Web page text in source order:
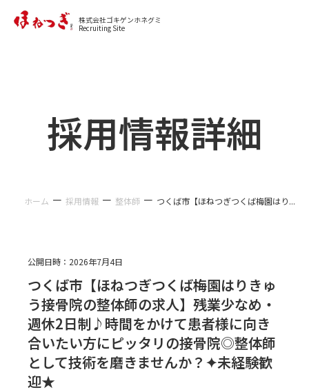
株式会社ゴキゲンホネグミ
Recruiting Site
採用情報詳細
ホーム － 採用情報 － 整体師 － つくば市【ほねつぎつくば梅園はり...
公開日時： 2026年7月4日
つくば市【ほねつぎつくば梅園はりきゅ
う接骨院の整体師の求人】残業少なめ・
週休2日制♪時間をかけて患者様に向き
合いたい方にピッタリの接骨院◎整体師
として技術を磨きませんか？✦未経験歓
迎★